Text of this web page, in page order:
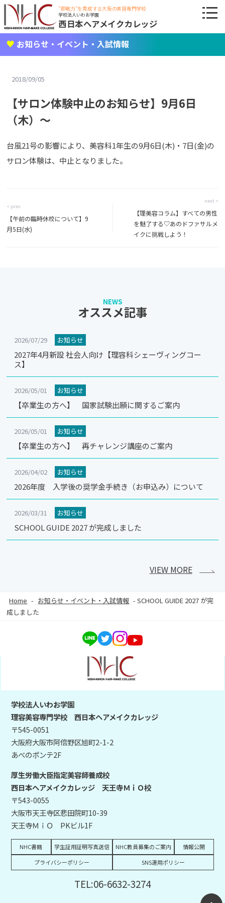
"即戦力"を育成する大阪の美容専門学校
学校法人いわお学園
西日本ヘアメイクカレッジ
お知らせ・イベント・入試情報
2018/09/05
【サロン体験中止のお知らせ】9月6日
（木）～
台風21号の影響により、美容科1年生の9月6日(木)・7日(金)の
サロン体験は、中止となりました。
< prev
【午前の臨時休校について】9
月5日(水)
next >
【理美容コラム】すべての男性
を魅了する♡あのドファサルメ
イクに挑戦しよう！
NEWS
オススメ記事
2026/07/29 お知らせ
2027年4月新設 社会人向け【理容科シェーヴィングコー
ス】
2026/05/01 お知らせ
【卒業生の方へ】 国家試験出願に関するご案内
2026/05/01 お知らせ
【卒業生の方へ】 再チャレンジ講座のご案内
2026/04/02 お知らせ
2026年度 入学後の奨学金手続き（お申込み）について
2026/03/31 お知らせ
SCHOOL GUIDE 2027 が完成しました
VIEW MORE
Home - お知らせ・イベント・入試情報 -SCHOOL GUIDE 2027 が完
成しました
学校法人いわお学園
理容美容専門学校 西日本ヘアメイクカレッジ
〒545-0051
大阪府大阪市阿倍野区旭町2-1-2
あべのポンテ2F
厚生労働大臣指定美容師養成校
西日本ヘアメイクカレッジ 天王寺ＭｉＯ校
〒543-0055
大阪市天王寺区悲田院町10-39
天王寺ＭｉＯ PKビル1F
NHC書籍 学生証用証明写真送信 NHC教員募集のご案内
情報公開
プライバシーポリシー
SNS運用ポリシー
TEL:06-6632-3274